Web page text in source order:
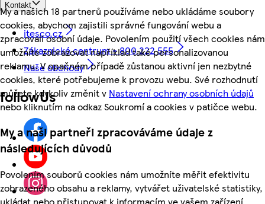
My a našich 18 partnerů používáme nebo ukládáme soubory
cookies, abychom zajistili správné fungování webu a
zpracovali osobní údaje. Povolením použití všech cookies nám
umožníte zobrazovat například také personalizovanou
reklamu. V opačném případě zůstanou aktivní jen nezbytné
cookies, které potřebujeme k provozu webu. Své rozhodnutí
můžete kdykoliv změnit v Nastavení ochrany osobních údajů
nebo kliknutím na odkaz Soukromí a cookies v patičce webu.
My a naši partneři zpracováváme údaje z
následujících důvodů
Povolením souborů cookies nám umožníte měřit efektivitu
zobrazeného obsahu a reklamy, vytvářet uživatelské statistiky,
Kontakt
itesco.cz
Zákaznické centrum - 800 222 555
Naše obchody
followUs